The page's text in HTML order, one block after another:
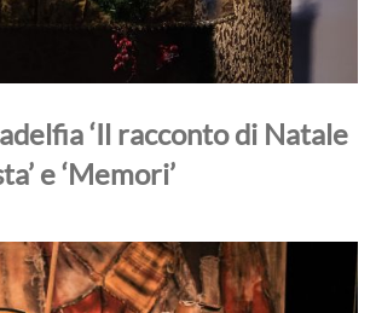
‘Il racconto di Natale
e ‘Memori’